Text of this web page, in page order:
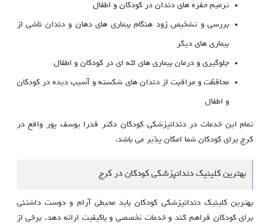
ترمیم حفره های دندان در کودکان و اطفال
بررسی و تشخیص زود هنگام بیماری های دهان و دندان ناشی از
بیماری های دیگر
جلوگیری و درمان بیماری های لثه ای در کودکان و اطفال
محافظت و مراقبت از دندان های شکسته و آسیب دیده در کودکان
و اطفال
تمام این خدمات در دندانپزشکی کودکان دکتر فدرا یوسف پور واقع در
کرج برای کودکان شما امکان پذیر می باشد.
بهترین کلینیک دندانپزشکی کودکان در کرج
بهترین کلینیک دندانپزشکی کودکان باید محیطی آرام و دوست‌ داشتنی
برای کودکان فراهم کند و خدمات تخصصی و باکیفیت ارائه دهد. برخی از